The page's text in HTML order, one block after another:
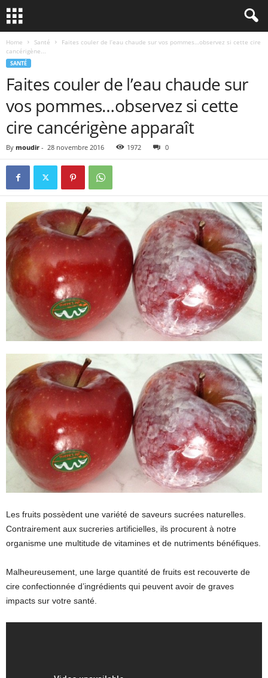
Home Santé
Faites couler de l’eau chaude sur vos pommes…observez si cette cire
cancérigène...
SANTÉ
Faites couler de l’eau chaude sur
vos pommes…observez si cette
cire cancérigène apparaît
By moudir - 28 novembre 2016 1972 0
Les fruits possèdent une variété de saveurs sucrées naturelles.
Contrairement aux sucreries artificielles, ils procurent à notre
organisme une multitude de vitamines et de nutriments bénéfiques.
Malheureusement, une large quantité de fruits est recouverte de
cire confectionnée d’ingrédients qui peuvent avoir de graves
impacts sur votre santé.